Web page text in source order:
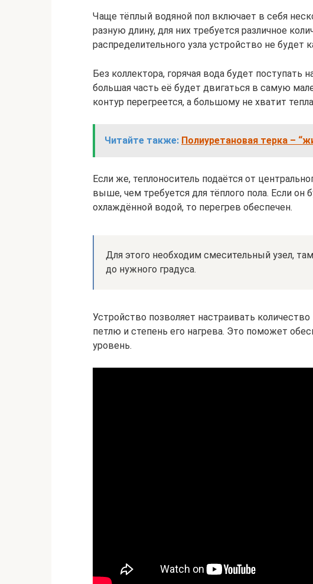
Чаще тёплый водяной пол включает в себя
разную длину, для них требуется различное
распределительного узла устройство не будет
Без коллектора, горячая вода будет поступать
большая часть её будет двигаться в самую
контур перегреется, а большому не хватит
Читайте также: Полиуретановая терка –
Если же, теплоноситель подаётся от
выше, чем требуется для тёплого пола. Если
охлаждённой водой, то перегрев обеспечен.
Для этого необходим смесительный узел,
до нужного градуса.
Устройство позволяет настраивать
петлю и степень его нагрева. Это поможет
уровень.